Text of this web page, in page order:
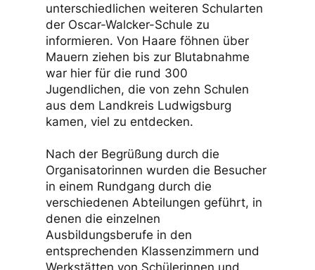
unterschiedlichen weiteren Schularten
der Oscar-Walcker-Schule zu
informieren. Von Haare föhnen über
Mauern ziehen bis zur Blutabnahme
war hier für die rund 300
Jugendlichen, die von zehn Schulen
aus dem Landkreis Ludwigsburg
kamen, viel zu entdecken.
Nach der Begrüßung durch die
Organisatorinnen wurden die Besucher
in einem Rundgang durch die
verschiedenen Abteilungen geführt, in
denen die einzelnen
Ausbildungsberufe in den
entsprechenden Klassenzimmern und
Werkstätten von Schülerinnen und